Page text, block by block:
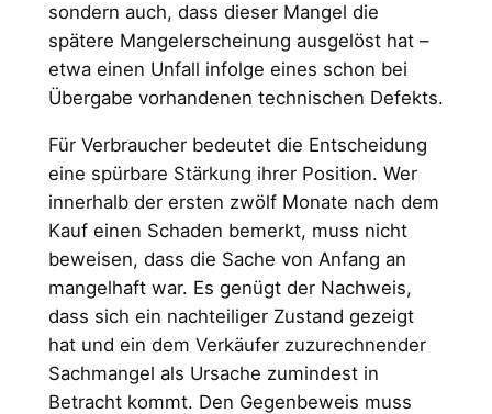
sondern auch, dass dieser Mangel die
spätere Mangelerscheinung ausgelöst hat –
etwa einen Unfall infolge eines schon bei
Übergabe vorhandenen technischen Defekts.
Für Verbraucher bedeutet die Entscheidung
eine spürbare Stärkung ihrer Position. Wer
innerhalb der ersten zwölf Monate nach dem
Kauf einen Schaden bemerkt, muss nicht
beweisen, dass die Sache von Anfang an
mangelhaft war. Es genügt der Nachweis,
dass sich ein nachteiliger Zustand gezeigt
hat und ein dem Verkäufer zuzurechnender
Sachmangel als Ursache zumindest in
Betracht kommt. Den Gegenbeweis muss